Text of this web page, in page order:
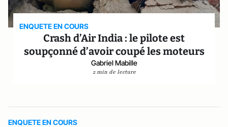
ENQUETE EN COURS
Crash d’Air India : le pilote est
soupçonné d’avoir coupé les moteurs
Gabriel Mabille
2 min de lecture
ENQUETE EN COURS